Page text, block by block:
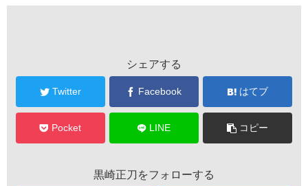
シェアする
Twitter Facebook はてブ
Pocket LINE コピー
黒崎正刀をフォローする